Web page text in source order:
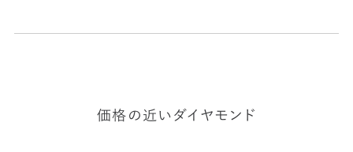
価格の近いダイヤモンド